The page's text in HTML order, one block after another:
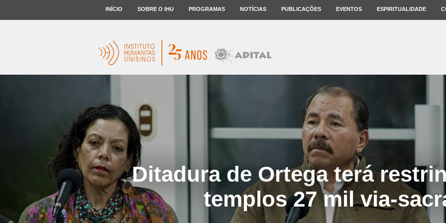
INÍCIO SOBRE O IHU PROGRAMAS NOTÍCIAS PUBLICAÇÕES EVENTOS ESPIRITUALIDADE
Ditadura de Ortega terá
templos 27 mil via-